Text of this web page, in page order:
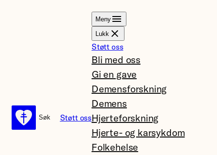
Søk
Søk Støtt oss
Meny
Lukk
Støtt oss
Bli med oss
Gi en gave
Demensforskning
Demens
Hjerteforskning
Hjerte- og karsykdom
Folkehelse